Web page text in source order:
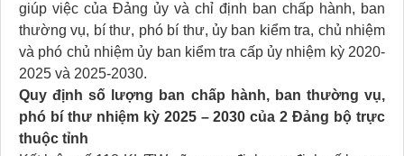
giúp việc của Đảng ủy và chỉ định ban chấp hành, ban
thường vụ, bí thư, phó bí thư, ủy ban kiểm tra, chủ nhiệm
và phó chủ nhiệm ủy ban kiểm tra cấp ủy nhiệm kỳ 2020-
2025 và 2025-2030.
Quy định số lượng ban chấp hành, ban thường vụ,
phó bí thư nhiệm kỳ 2025 – 2030 của 2 Đảng bộ trực
thuộc tỉnh